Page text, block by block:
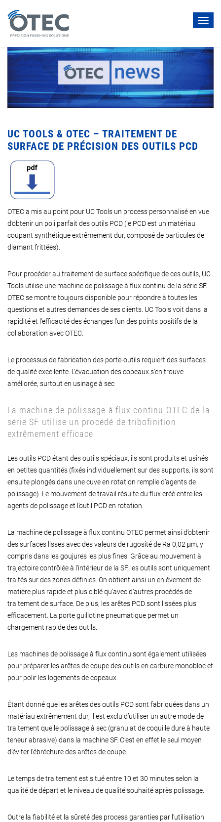
UC TOOLS & OTEC – TRAITEMENT DE
SURFACE DE PRÉCISION DES OUTILS PCD
OTEC a mis au point pour UC Tools un process personnalisé en vue
d’obtenir un poli parfait des outils PCD (le PCD est un matériau
coupant synthétique extrêmement dur, composé de particules de
diamant frittées).
Pour procéder au traitement de surface spécifique de ces outils, UC
Tools utilise une machine de polissage à flux continu de la série SF.
OTEC se montre toujours disponible pour répondre à toutes les
questions et autres demandes de ses clients. UC Tools voit dans la
rapidité et l’efficacité des échanges l’un des points positifs de la
collaboration avec OTEC.
Le processus de fabrication des porte-outils requiert des surfaces
de qualité excellente. L’évacuation des copeaux s’en trouve
améliorée, surtout en usinage à sec
La machine de polissage à flux continu OTEC de la
série SF utilise un procédé de tribofinition
extrêmement efficace
Les outils PCD étant des outils spéciaux, ils sont produits et usinés
en petites quantités (fixés individuellement sur des supports, ils sont
ensuite plongés dans une cuve en rotation remplie d’agents de
polissage). Le mouvement de travail résulte du flux créé entre les
agents de polissage et l’outil PCD en rotation.
La machine de polissage à flux continu OTEC permet ainsi d’obtenir
des surfaces lisses avec des valeurs de rugosité de Ra 0,02 μm, y
compris dans les goujures les plus fines. Grâce au mouvement à
trajectoire contrôlée à l’intérieur de la SF, les outils sont uniquement
traités sur des zones définies. On obtient ainsi un enlèvement de
matière plus rapide et plus ciblé qu’avec d’autres procédés de
traitement de surface. De plus, les arêtes PCD sont lissées plus
efficacement. La porte guillotine pneumatique permet un
chargement rapide des outils.
Les machines de polissage à flux continu sont également utilisées
pour préparer les arêtes de coupe des outils en carbure monobloc et
pour polir les logements de copeaux.
Étant donné que les arêtes des outils PCD sont fabriquées dans un
matériau extrêmement dur, il est exclu d’utiliser un autre mode de
traitement que le polissage à sec (granulat de coquille dure à haute
teneur abrasive) dans la machine SF. C’est en effet le seul moyen
d’éviter l’ébréchure des arêtes de coupe.
Le temps de traitement est situé entre 10 et 30 minutes selon la
qualité de départ et le niveau de qualité souhaité après polissage.
Outre la fiabilité et la sûreté des process garanties par l’utilisation